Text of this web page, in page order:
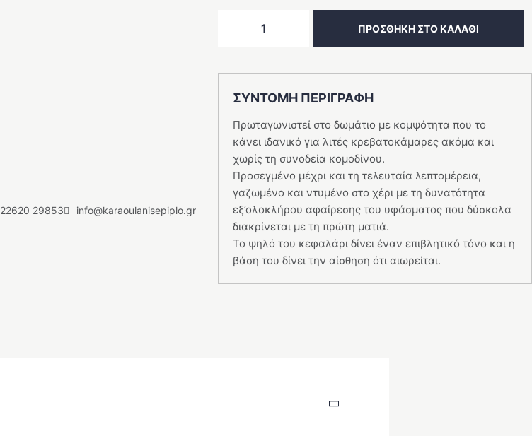
22620 29853 info@karaoulanisepiplo.gr
Κρεβατοκάμαρα
Rustic
ΠΡΟΣΘΉΚΗ ΣΤΟ ΚΑΛΆΘΙ
ΣΥΝΤΟΜΗ ΠΕΡΙΓΡΑΦΗ
Πρωταγωνιστεί στο δωμάτιο με κομψότητα που το
κάνει ιδανικό για λιτές κρεβατοκάμαρες ακόμα και
χωρίς τη συνοδεία κομοδίνου.
Προσεγμένο μέχρι και τη τελευταία λεπτομέρεια,
γαζωμένο και ντυμένο στο χέρι με τη δυνατότητα
εξ’ολοκλήρου αφαίρεσης του υφάσματος που δύσκολα
διακρίνεται με τη πρώτη ματιά.
Το ψηλό του κεφαλάρι δίνει έναν επιβλητικό τόνο και η
βάση του δίνει την αίσθηση ότι αιωρείται.